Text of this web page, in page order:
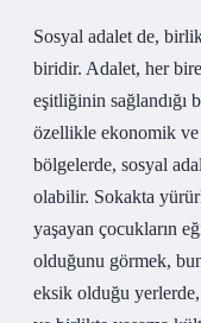
Sosyal adalet de,
biridir. Adalet, her
eşitliğinin sağlandığı
özellikle ekonomik
bölgelerde, sosyal
olabilir. Sokakta
yaşayan çocukların
olduğunu görmek,
eksik olduğu